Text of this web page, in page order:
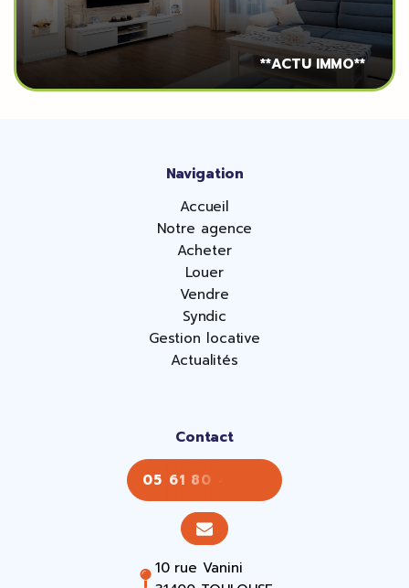
**ACTU IMMO**
Navigation
Accueil
Notre agence
Acheter
Louer
Vendre
Syndic
Gestion locative
Actualités
Contact
05 61 80 43 43
10 rue Vanini